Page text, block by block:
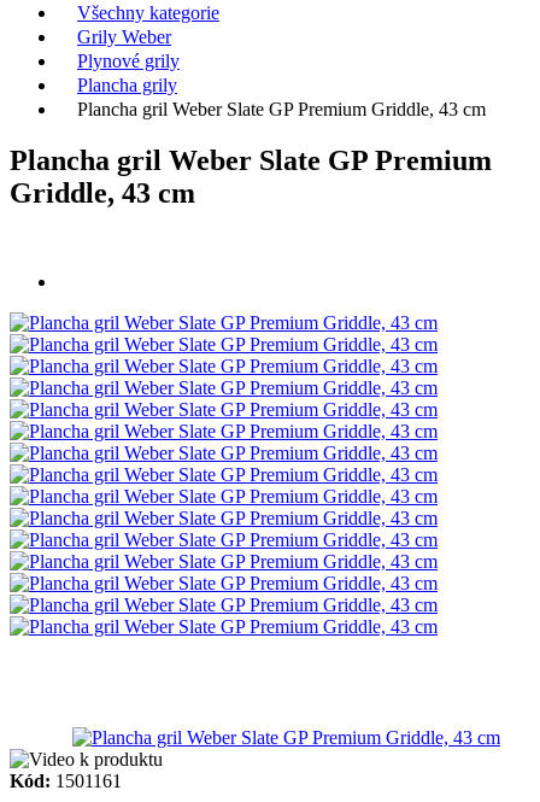
Všechny kategorie
Grily Weber
Plynové grily
Plancha grily
Plancha gril Weber Slate GP Premium Griddle, 43 cm
Plancha gril Weber Slate GP Premium
Griddle, 43 cm
Kód: 1501161